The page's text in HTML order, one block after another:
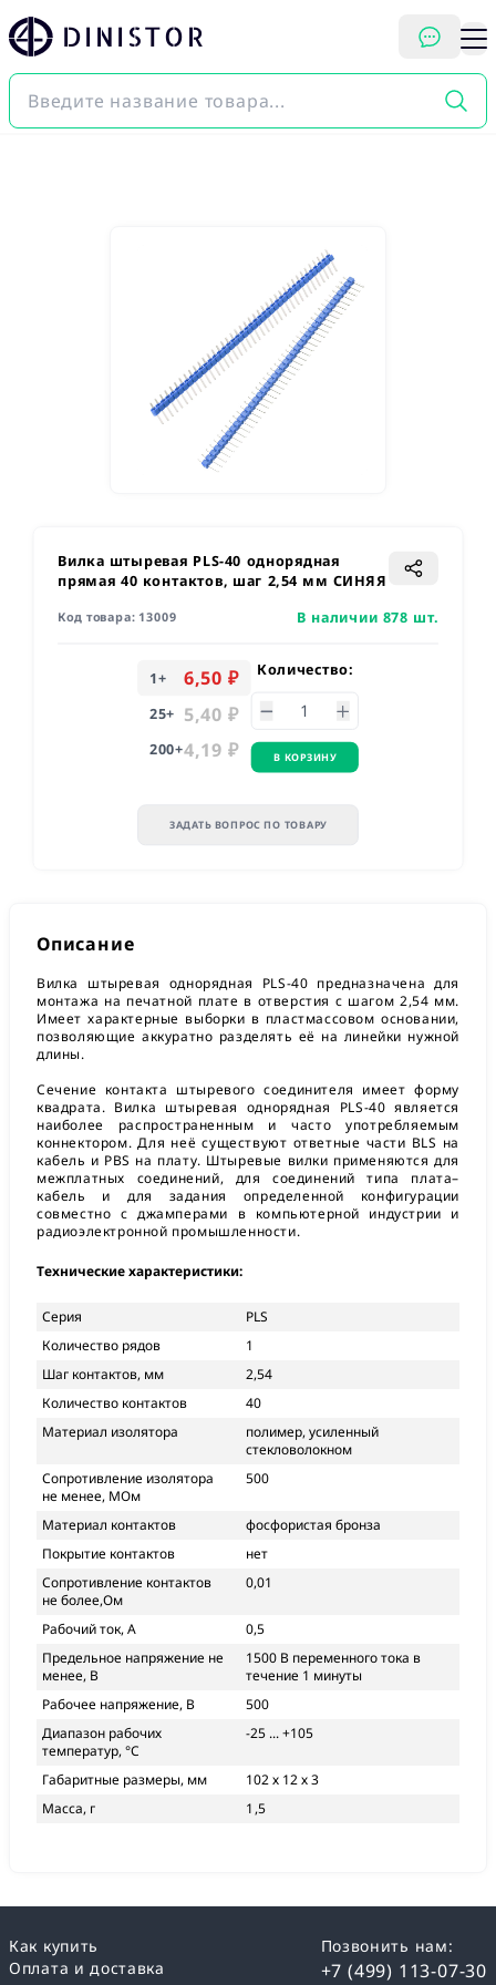
DINISTOR
Вилка штыревая PLS-40 однорядная
прямая 40 контактов, шаг 2,54 мм СИНЯЯ
Код товара: 13009 В наличии 878 шт.
1+ 6,50 ₽
25+ 5,40 ₽
200+4,19 ₽
Количество:
В КОРЗИНУ
ЗАДАТЬ ВОПРОС ПО ТОВАРУ
Описание
Вилка штыревая однорядная PLS-40 предназначена для
монтажа на печатной плате в отверстия с шагом 2,54 мм.
Имеет характерные выборки в пластмассовом основании,
позволяющие аккуратно разделять её на линейки нужной
длины.
Сечение контакта штыревого соединителя имеет форму
квадрата. Вилка штыревая однорядная PLS-40 является
наиболее распространенным и часто употребляемым
коннектором. Для неё существуют ответные части BLS на
кабель и PBS на плату. Штыревые вилки применяются для
межплатных соединений, для соединений типа плата–
кабель и для задания определенной конфигурации
совместно с джамперами в компьютерной индустрии и
радиоэлектронной промышленности.
Технические характеристики:
Серия
PLS
Количество рядов
1
Шаг контактов, мм
2,54
Количество контактов
40
Материал изолятора
полимер, усиленный
стекловолокном
Сопротивление изолятора
не менее, МОм
500
Материал контактов
фосфористая бронза
Покрытие контактов
нет
Сопротивление контактов
не более,Ом
0,01
Рабочий ток, А
0,5
Предельное напряжение не
менее, В
1500 В переменного тока в
течение 1 минуты
Рабочее напряжение, В
500
Диапазон рабочих
температур, °С
-25 ... +105
Габаритные размеры, мм
102 х 12 х 3
Масса, г
1,5
Как купить
Оплата и доставка
Позвонить нам:
+7 (499) 113-07-30